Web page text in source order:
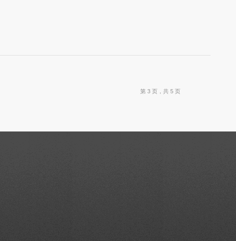
第 3 页，共 5 页